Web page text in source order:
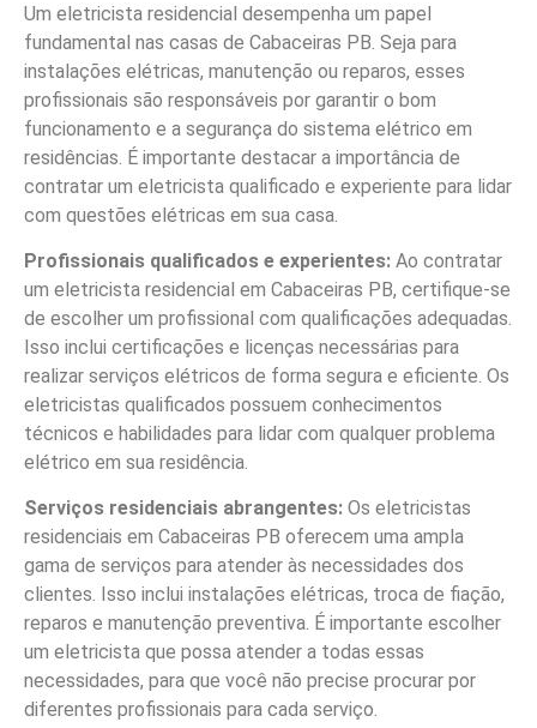
Um eletricista residencial desempenha um papel
fundamental nas casas de Cabaceiras PB. Seja para
instalações elétricas, manutenção ou reparos, esses
profissionais são responsáveis por garantir o bom
funcionamento e a segurança do sistema elétrico em
residências. É importante destacar a importância de
contratar um eletricista qualificado e experiente para lidar
com questões elétricas em sua casa.
Profissionais qualificados e experientes: Ao contratar
um eletricista residencial em Cabaceiras PB, certifique-se
de escolher um profissional com qualificações adequadas.
Isso inclui certificações e licenças necessárias para
realizar serviços elétricos de forma segura e eficiente. Os
eletricistas qualificados possuem conhecimentos
técnicos e habilidades para lidar com qualquer problema
elétrico em sua residência.
Serviços residenciais abrangentes: Os eletricistas
residenciais em Cabaceiras PB oferecem uma ampla
gama de serviços para atender às necessidades dos
clientes. Isso inclui instalações elétricas, troca de fiação,
reparos e manutenção preventiva. É importante escolher
um eletricista que possa atender a todas essas
necessidades, para que você não precise procurar por
diferentes profissionais para cada serviço.